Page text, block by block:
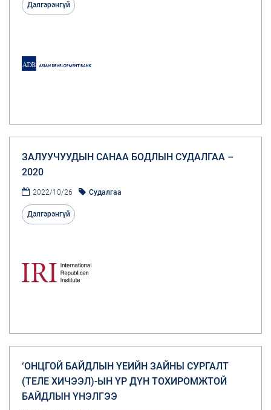
Дэлгэрэнгүй
ЗАЛУУЧУУДЫН САНАА БОДЛЫН СУДАЛГАА –
2020
2022/10/26 Судалгаа
Дэлгэрэнгүй
‘ОНЦГОЙ БАЙДЛЫН ҮЕИЙН ЗАЙНЫ СУРГАЛТ
(ТЕЛЕ ХИЧЭЭЛ)-ЫН ҮР ДҮН ТОХИРОМЖТОЙ
БАЙДЛЫН ҮНЭЛГЭЭ